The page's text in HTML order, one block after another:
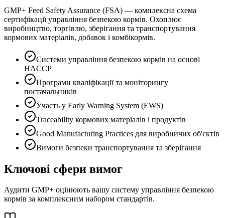
GMP+ Feed Safety Assurance (FSA) — комплексна схема
сертифікації управління безпекою кормів. Охоплює
виробництво, торгівлю, зберігання та транспортування
кормових матеріалів, добавок і комбікормів.
Системи управління безпекою кормів на основі
HACCP
Програми кваліфікації та моніторингу
постачальників
Участь у Early Warning System (EWS)
Traceability кормових матеріалів і продуктів
Good Manufacturing Practices для виробничих об'єктів
Вимоги безпеки транспортування та зберігання
Ключові сфери вимог
Аудити GMP+ оцінюють вашу систему управління безпекою
кормів за комплексним набором стандартів.